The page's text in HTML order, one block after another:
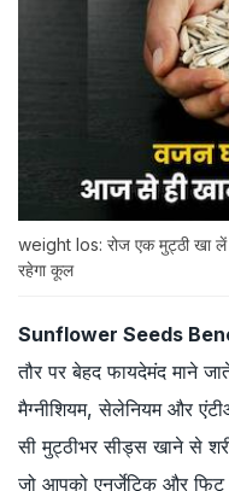
weight los: रोज एक मुट्ठी खा लें
रहेगा कूल
Sunflower Seeds
तौर पर बेहद फायदेमंद माने
मैग्नीशियम, सेलेनियम और
सी मुट्ठीभर सीड्स खाने से
जो आपको एनर्जेटिक और